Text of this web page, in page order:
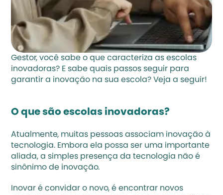
Gestor, você sabe o que caracteriza as escolas
inovadoras? E sabe quais passos seguir para
garantir a inovação na sua escola? Veja a seguir!
O que são escolas inovadoras?
Atualmente, muitas pessoas associam inovação à
tecnologia. Embora ela possa ser uma importante
aliada, a simples presença da tecnologia não é
sinônimo de inovação.
Inovar é convidar o novo, é encontrar novos